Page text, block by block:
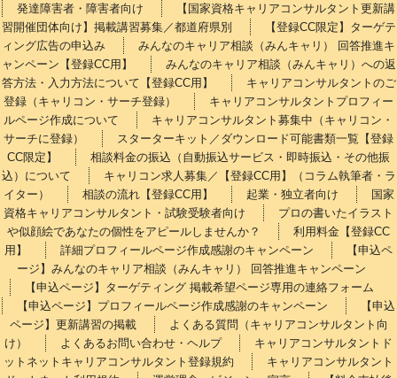
発達障害者・障害者向け
【国家資格キャリアコンサルタント更新講
習開催団体向け】掲載講習募集／都道府県別
【登録CC限定】ターゲテ
ィング広告の申込み
みんなのキャリア相談（みんキャリ） 回答推進キ
ャンペーン【登録CC用】
みんなのキャリア相談（みんキャリ）への返
答方法・入力方法について【登録CC用】
キャリアコンサルタントのご
登録（キャリコン・サーチ登録）
キャリアコンサルタントプロフィー
ルページ作成について
キャリアコンサルタント募集中（キャリコン・
サーチに登録）
スターターキット／ダウンロード可能書類一覧【登録
CC限定】
相談料金の振込（自動振込サービス・即時振込・その他振
込）について
キャリコン求人募集／【登録CC用】（コラム執筆者・ラ
イター）
相談の流れ【登録CC用】 起業・独立者向け
国家
資格キャリアコンサルタント・試験受験者向け
プロの書いたイラスト
や似顔絵であなたの個性をアピールしませんか？
利用料金【登録CC
用】
詳細プロフィールページ作成感謝のキャンペーン
【申込ペ
ージ】みんなのキャリア相談（みんキャリ） 回答推進キャンペーン
【申込ページ】ターゲティング 掲載希望ページ専用の連絡フォーム
【申込ページ】プロフィールページ作成感謝のキャンペーン
【申込
ページ】更新講習の掲載
よくある質問（キャリアコンサルタント向
け）
よくあるお問い合わせ・ヘルプ
キャリアコンサルタントド
ットネットキャリアコンサルタント登録規約
キャリアコンサルタント